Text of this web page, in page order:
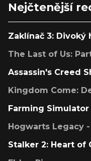
Nejčtenější
Zaklínač 3: Divoký
The Last of Us:
Assassin's Creed
Kingdom Come:
Farming Simulator
Hogwarts Legacy
Stalker 2: Heart of